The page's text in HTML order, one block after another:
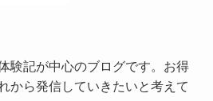
験記が中心のブログです。お得
から発信していきたいと考えて